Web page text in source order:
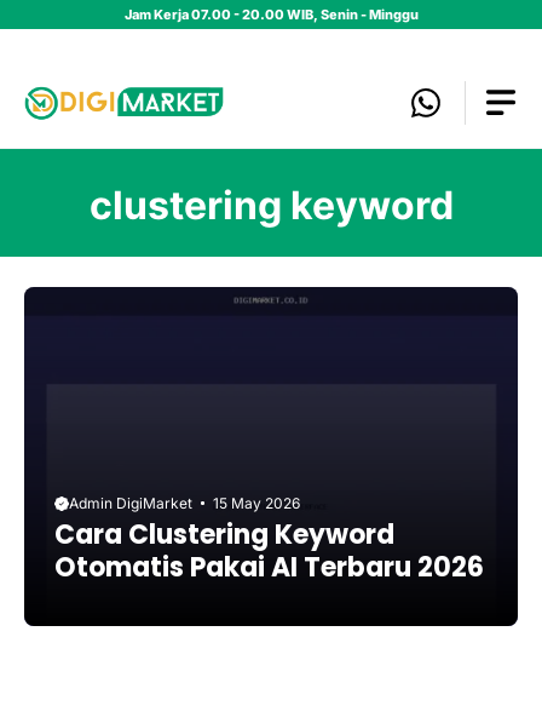
Jam Kerja 07.00 - 20.00 WIB, Senin - Minggu
clustering keyword
Admin DigiMarket 15 May 2026
Cara Clustering Keyword
Otomatis Pakai AI Terbaru 2026